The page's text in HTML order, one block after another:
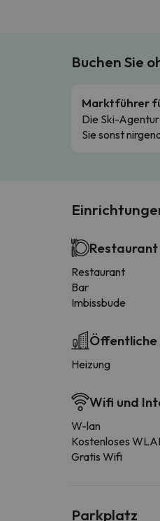
Buchen Sie
Marktführer
Die Ski-
Sie sonst
Restaurant
Restaurant
Bar
Imbissbude
Öffentliche
Heizung
Wifi und
W-lan
Kostenloses
Gratis Wifi
Parkplatz